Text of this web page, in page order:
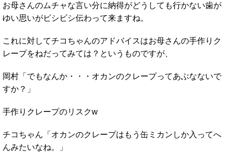
お母さんのムチャな言い分に納得がどうしても行かない歯が
ゆい思いがビシビシ伝わって来ますね。
これに対してチコちゃんのアドバイスはお母さんの手作りク
レープをねだってみては？というものですが、
岡村「でもなんか・・・オカンのクレープってあぶなないで
すか？」
手作りクレープのリスクw
チコちゃん「オカンのクレープはもう缶ミカンしか入ってへ
んみたいなね。」